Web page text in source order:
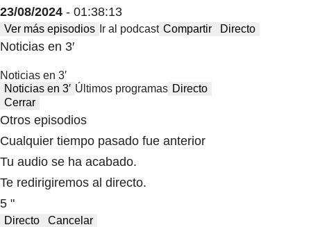
23/08/2024 - 01:38:13
Ver más episodios Ir al podcast Compartir Directo
Noticias en 3′
Noticias en 3′
Noticias en 3′ Últimos programas Directo
Cerrar
Otros episodios
Cualquier tiempo pasado fue anterior
Tu audio se ha acabado.
Te redirigiremos al directo.
5 "
Directo Cancelar